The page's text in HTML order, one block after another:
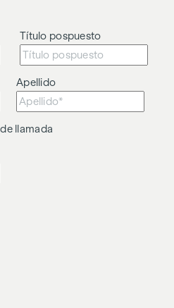
de planta abierta
una estrecha relación
y el tercero que va a ser
Título pospuesto
Apellido
llamada